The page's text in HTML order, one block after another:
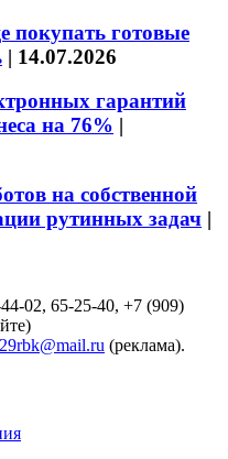
готовые
| 14.07.2026
гарантий
на 76% |
на собственной
рутинных задач |
02, 65-25-40, +7 (909)
29rbk@mail.ru (реклама).